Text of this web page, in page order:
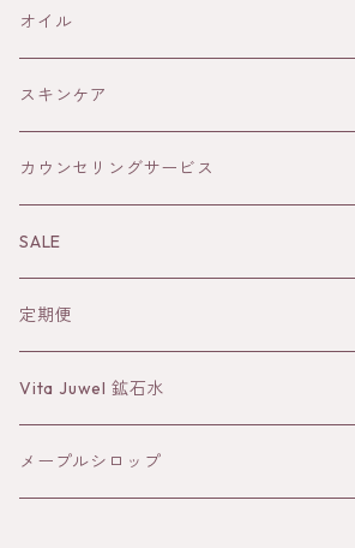
ELIXIR
THE AUTHENTIC HONEY
雑貨
メープルシロップ
火
土
風
水
オイル
スキンケア
オイル
Sun&Earth 日焼けどめ
蒸留水
バーム
クレイ
カウンセリングサービス
SALE
定期便
Vita Juwel 鉱石水
メープルシロップ